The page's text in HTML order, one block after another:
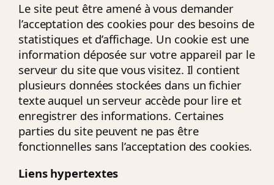
Le site peut être amené à vous demander
l’acceptation des cookies pour des besoins de
statistiques et d’affichage. Un cookie est une
information déposée sur votre appareil par le
serveur du site que vous visitez. Il contient
plusieurs données stockées dans un fichier
texte auquel un serveur accède pour lire et
enregistrer des informations. Certaines
parties du site peuvent ne pas être
fonctionnelles sans l’acceptation des cookies.
Liens hypertextes